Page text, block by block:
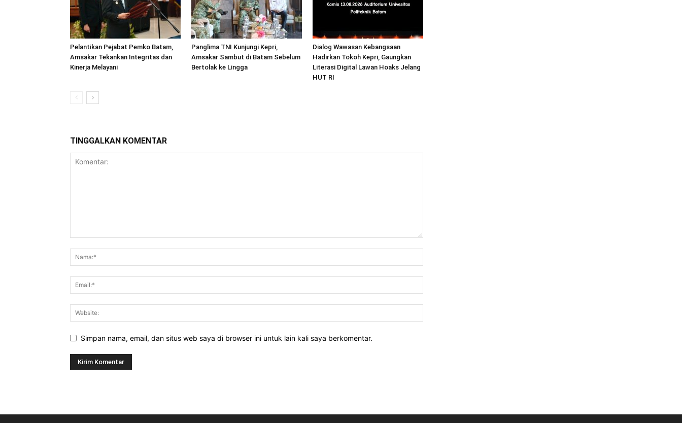
Pelantikan Pejabat Pemko Batam,
Amsakar Tekankan Integritas dan
Kinerja Melayani
Panglima TNI Kunjungi Kepri,
Amsakar Sambut di Batam Sebelum
Bertolak ke Lingga
Dialog Wawasan Kebangsaan
Hadirkan Tokoh Kepri, Gaungkan
Literasi Digital Lawan Hoaks Jelang
HUT RI
TINGGALKAN KOMENTAR
Simpan nama, email, dan situs web saya di browser ini untuk lain kali saya berkomentar.